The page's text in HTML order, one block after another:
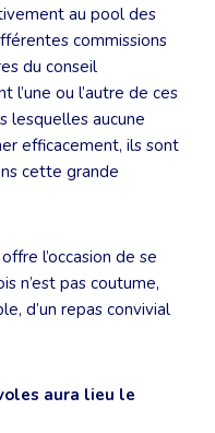
au pool des
commissions
du conseil
l’une ou l’autre de ces
lesquelles aucune
efficacement, ils sont
cette grande
l’occasion de se
n’est pas coutume,
d’un repas convivial
aura lieu le